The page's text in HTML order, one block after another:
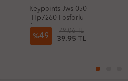
Keypoints Jws-050
Hp7260 Fosforlu
İşaretleme Kalemi
%49
79.06 TL
39.95 TL